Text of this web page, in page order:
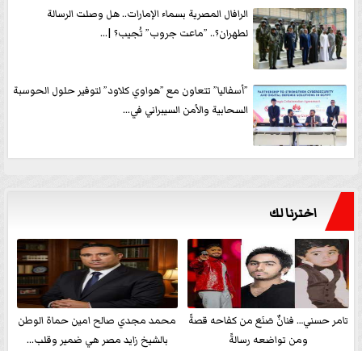
الرافال المصرية بسماء الإمارات.. هل وصلت الرسالة
لطهران؟.. ”ماعت جروب” تُجيب؟ |...
”أسفاليا” تتعاون مع ”هواوي كلاود” لتوفير حلول الحوسبة
السحابية والأمن السيبراني في...
اخترنا لك
تامر حسني… فنانٌ صَنَعَ من كفاحه قصةً
ومن تواضعه رسالةً
محمد مجدي صالح امين حماة الوطن
بالشيخ زايد مصر هي ضمير وقلب...